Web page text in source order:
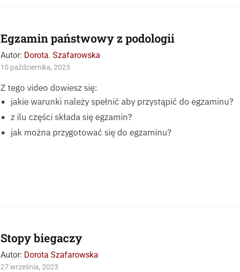
Egzamin państwowy z podologii
Autor: Dorota. Szafarowska
10 października, 2023
Z tego video dowiesz się:
jakie warunki należy spełnić aby przystąpić do egzaminu?
z ilu części składa się egzamin?
jak można przygotować się do egzaminu?
Stopy biegaczy
Autor: Dorota Szafarowska
27 września, 2023